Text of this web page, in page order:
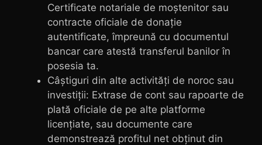
Certificate notariale de moștenitor sau
contracte oficiale de donație
autentificate, împreună cu documentul
bancar care atestă transferul banilor în
posesia ta.
Câștiguri din alte activități de noroc sau
investiții: Extrase de cont sau rapoarte de
plată oficiale de pe alte platforme
licențiate, sau documente care
demonstrează profitul net obținut din